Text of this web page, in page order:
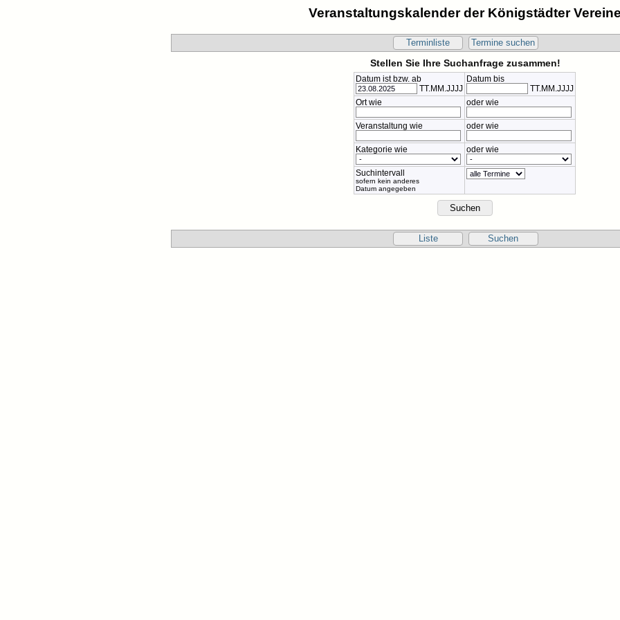
Veranstaltungskalender der Königstädter
Terminliste Termine suchen
Stellen Sie Ihre Suchanfrage zusammen!
Datum ist bzw. ab
TT.MM.JJJJ
Datum bis
TT.MM.JJJJ
Ort wie
oder wie
Veranstaltung wie oder wie
Kategorie wie oder wie
Suchintervall
sofern kein anderes
Datum angegeben
Liste Suchen